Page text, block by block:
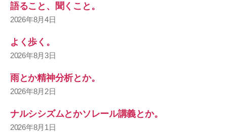
語ること、聞くこと。
2026年8月4日
よく歩く。
2026年8月3日
雨とか精神分析とか。
2026年8月2日
ナルシシズムとかソレール講義とか。
2026年8月1日